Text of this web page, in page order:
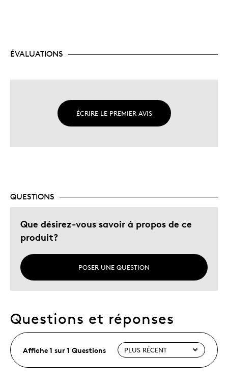
ÉVALUATIONS
ÉCRIRE LE PREMIER AVIS
QUESTIONS
Que désirez-vous savoir à propos de ce
produit?
POSER UNE QUESTION
Questions et réponses
Affiche 1 sur 1 Questions